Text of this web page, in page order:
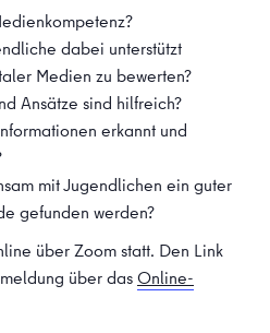
dabei unterstützt
Medien zu bewerten?
Ansätze sind hilfreich?
erkannt und
mit Jugendlichen ein guter
gefunden werden?
über Zoom statt. Den Link
über dasOnline-